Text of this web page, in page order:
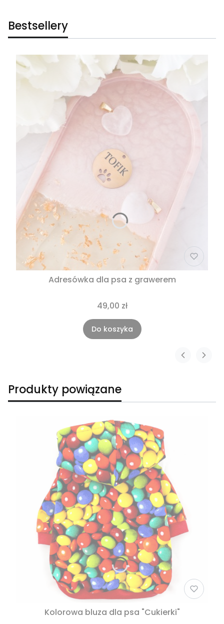
Bestsellery
Adresówka dla psa z grawerem
49,00 zł
Do koszyka
Produkty powiązane
Kolorowa bluza dla psa "Cukierki"